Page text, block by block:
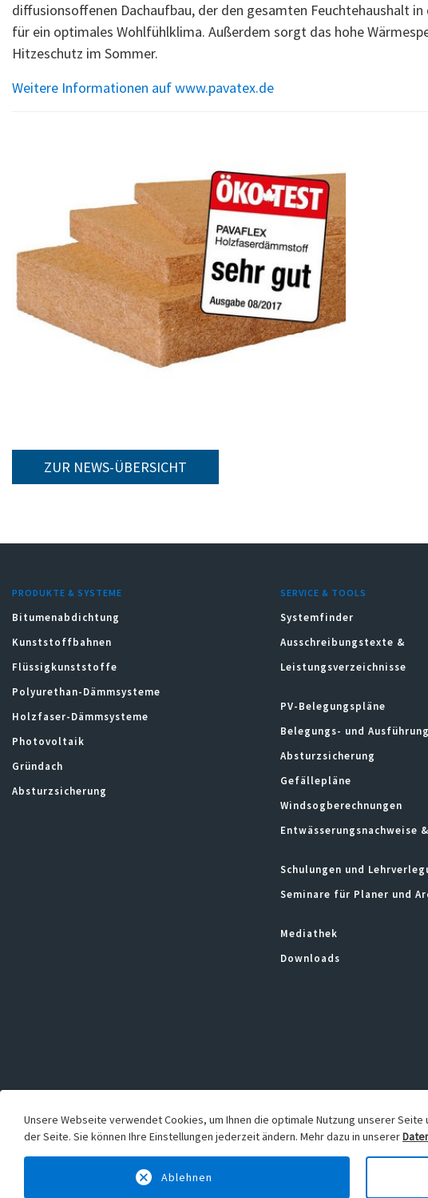
diffusionsoffenen Dachaufbau, der den gesamten Feuchtehaushalt
für ein optimales Wohlfühlklima. Außerdem sorgt das hohe
Hitzeschutz im Sommer.
Weitere Informationen auf www.pavatex.de
ZUR NEWS-ÜBERSICHT
PRODUKTE & SYSTEME
Bitumenabdichtung
Kunststoffbahnen
Flüssigkunststoffe
Polyurethan-Dämmsysteme
Holzfaser-Dämmsysteme
Photovoltaik
Gründach
Absturzsicherung
SERVICE & TOOLS
Systemfinder
Ausschreibungstexte &
Leistungsverzeichnisse
PV-Belegungspläne
Belegungs- und
Absturzsicherung
Gefällepläne
Windsogberechnungen
Entwässerungsnachweise
Schulungen und
Seminare für Planer und
Mediathek
Downloads
Unsere Webseite verwendet Cookies, um Ihnen die optimale Nutzung unserer
der Seite. Sie können Ihre Einstellungen jederzeit ändern. Mehr dazu in unserer
Ablehnen